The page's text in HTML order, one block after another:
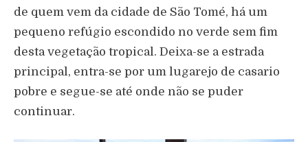
de quem vem da cidade de São Tomé, há um
pequeno refúgio escondido no verde sem fim
desta vegetação tropical. Deixa-se a estrada
principal, entra-se por um lugarejo de casario
pobre e segue-se até onde não se puder
continuar.